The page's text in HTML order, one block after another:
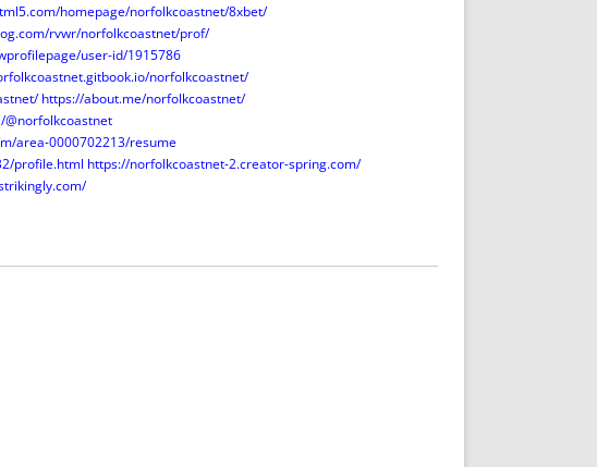
homepage/norfolkcoastnet/8xbet/
rvwr/norfolkcoastnet/prof/
user-id/1915786
norfolkcoastnet/
https://about.me/norfolkcoastnet/
area-0000702213/resume
profile.html https://norfolkcoastnet-2.creator-spring.com/